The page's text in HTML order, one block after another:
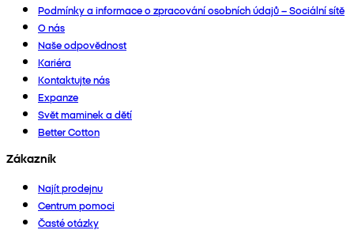
Podmínky a informace o zpracování osobních údajů – Sociální sítě
O nás
Naše odpovědnost
Kariéra
Kontaktujte nás
Expanze
Svět maminek a dětí
Better Cotton
Zákazník
Najít prodejnu
Centrum pomoci
Časté otázky